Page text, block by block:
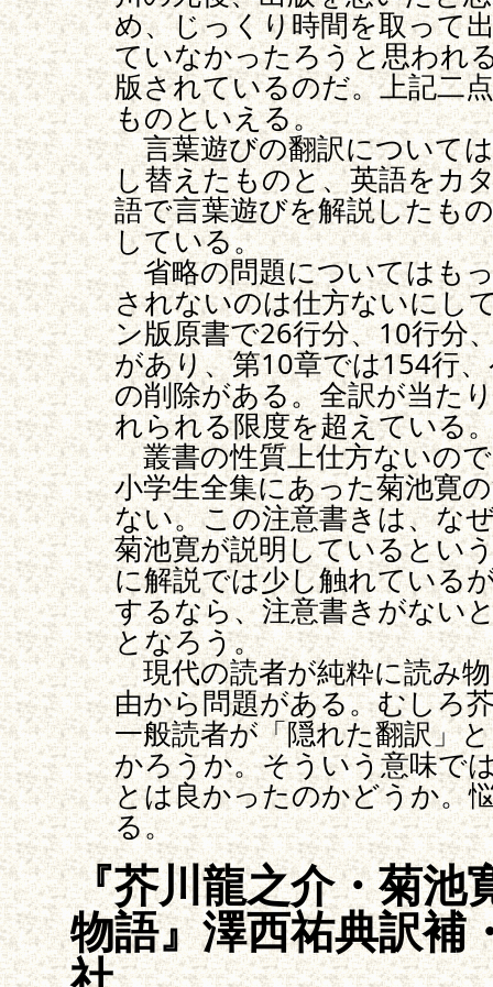
め、じっくり時間を取って
ていなかったろうと思われ
版されているのだ。上記二
ものといえる。
言葉遊びの翻訳について
し替えたものと、英語をカ
語で言葉遊びを解説したも
している。
省略の問題についてはも
されないのは仕方ないにし
ン版原書で26行分、10行分
があり、第10章では154行
の削除がある。全訳が当た
れられる限度を超えている
叢書の性質上仕方ないの
小学生全集にあった菊池寛
ない。この注意書きは、な
菊池寛が説明しているとい
に解説では少し触れている
するなら、注意書きがない
となろう。
現代の読者が純粋に読み
由から問題がある。むしろ
一般読者が「隠れた翻訳」
かろうか。そういう意味で
とは良かったのかどうか。
る。
『芥川龍之介・菊
物語』澤西祐典訳